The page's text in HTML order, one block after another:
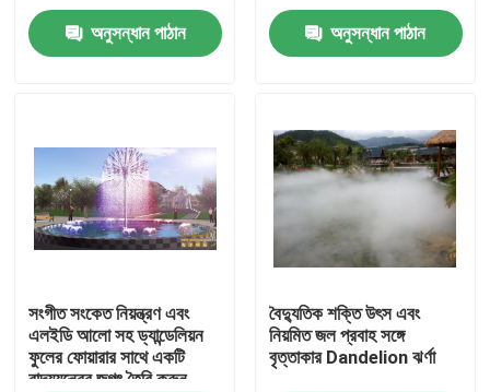
আমাদের সম্পর্কে
মান নিয়ন্ত্রণ
করে
অনুসন্ধান পাঠান অনুসন্ধান পাঠান
সংগীত সংকেত নিয়ন্ত্রণ এবং
এলইডি আলো সহ ড্যান্ডেলিয়ন
ফুলের ফোয়ারার সাথে একটি
বাদ্যযন্ত্রের জগৎ তৈরি করুন
বৈদ্যুতিক শক্তি উৎস এবং
নিয়মিত জল প্রবাহ সঙ্গে
বৃত্তাকার Dandelion ঝর্ণা